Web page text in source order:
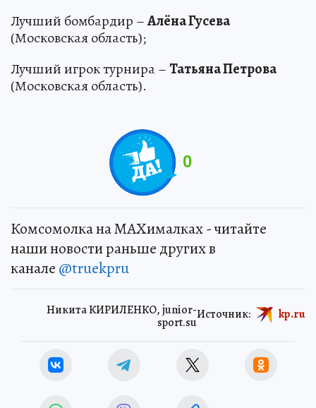
Лучший бомбардир –Алёна Гусева
(Московская область);
Лучший игрок турнира – Татьяна Петрова
(Московская область).
0
Комсомолка на MAXималках - читайте
наши новости раньше других в
канале @truekpru
Никита КИРИЛЕНКО, junior-
sport.su
Источник: kp.ru